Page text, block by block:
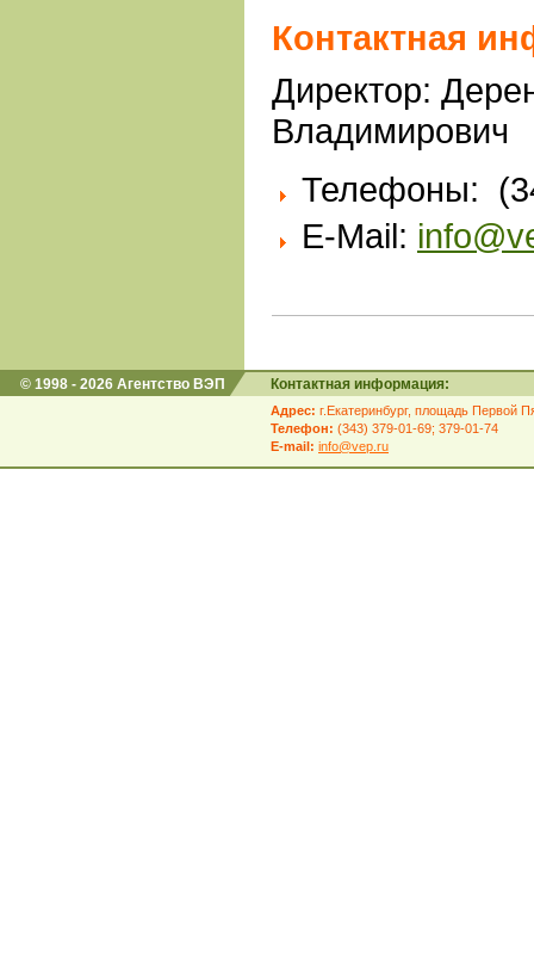
Контактная
Директор:
Владимирович
Телефоны:
E-Mail:
© 1998 - 2026 Агентство ВЭП Контактная информация:
Адрес: г.Екатеринбург, площадь Первой
Телефон: (343) 379-01-69; 379-01-74
E-mail: info@vep.ru